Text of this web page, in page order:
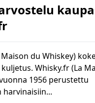
du Whiskey)
Whisky.fr (La
1956 perustettu
harvinaisiin...